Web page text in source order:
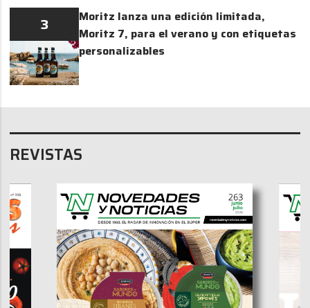
3
Moritz lanza una edición limitada,
Moritz 7, para el verano y con etiquetas
personalizables
REVISTAS